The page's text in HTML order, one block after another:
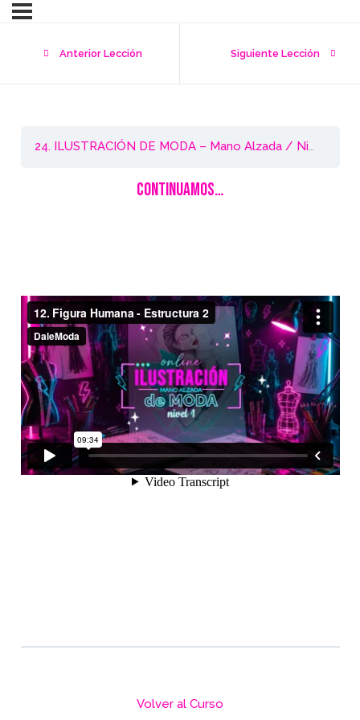
Anterior Lección Siguiente Lección
24. ILUSTRACIÓN DE MODA – Mano Alzada / Nivel 1
CONTINUAMOS…
Volver al Curso